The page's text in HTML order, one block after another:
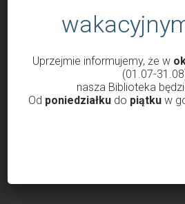
Pamięci Obrońców Lwowa –
Bieg Orląt
„Las z
Uprzejmie informujemy, że w
(01.07-
nasza Biblioteka
Od poniedziałkudo piątkuw